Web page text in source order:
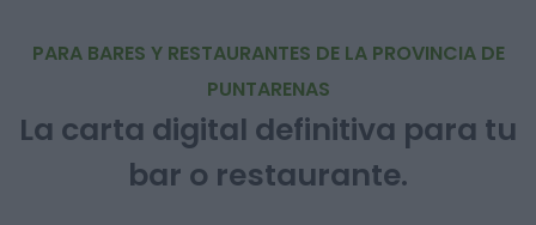
PARA BARES Y RESTAURANTES DE LA PROVINCIA DE
PUNTARENAS
La carta digital definitiva para tu
bar o restaurante.